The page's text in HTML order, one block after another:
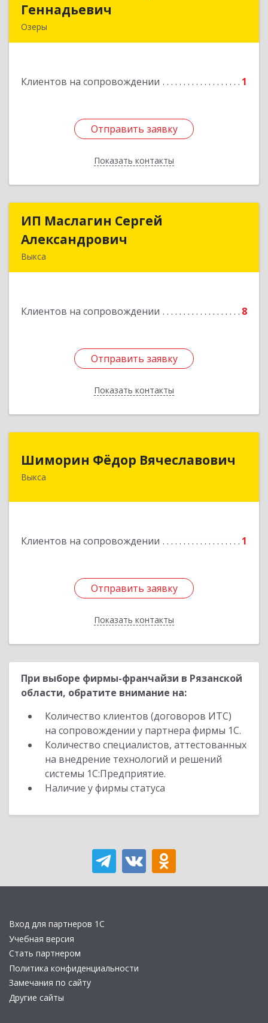
Геннадьевич
Озеры
Клиентов на сопровождении 1
Отправить заявку
Показать контакты
Подробнее
Отправить заявку
Назад
ИП Маслагин Сергей
Александрович
Выкса
Клиентов на сопровождении 8
Отправить заявку
Показать контакты
ИП Маслагин Сергей
Подробнее
Отправить заявку
Назад
Шиморин Фёдор Вячеславович
Выкса
Клиентов на сопровождении 1
Отправить заявку
Показать контакты
Шиморин Фёдор Вячеславович
Отправить заявку
Назад
При выборе фирмы-франчайзи в Рязанской
области, обратите внимание на:
Количество клиентов (договоров ИТС)
на сопровождении у партнера фирмы 1С.
Количество специалистов, аттестованных
на внедрение технологий и решений
системы 1С:Предприятие.
Наличие у фирмы статуса
Вход для партнеров 1С
Учебная версия
Стать партнером
Политика конфиденциальности
Замечания по сайту
Другие сайты